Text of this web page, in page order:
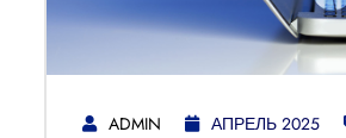
ADMIN АПРЕЛЬ 2025